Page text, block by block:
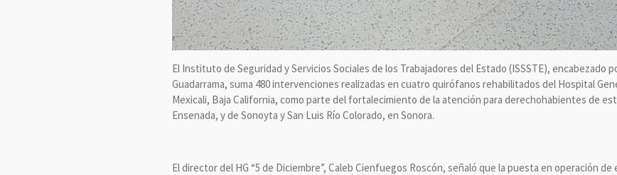
El Instituto de Seguridad y Servicios Sociales de los Trabajadores del Estado (ISSSTE), encabezado
Guadarrama, suma 480 intervenciones realizadas en cuatro quirófanos rehabilitados del Hospital
Mexicali, Baja California, como parte del fortalecimiento de la atención para derechohabientes de
Ensenada, y de Sonoyta y San Luis Río Colorado, en Sonora.
El director del HG “5 de Diciembre”, Caleb Cienfuegos Roscón, señaló que la puesta en operación